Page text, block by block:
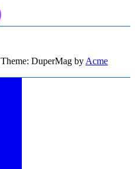
Theme: DuperMag by Acme